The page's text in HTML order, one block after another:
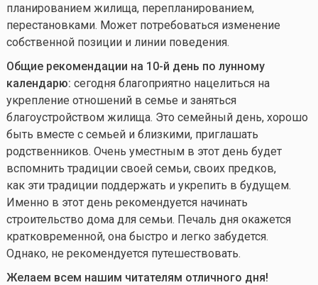
планированием жилища, перепланированием,
перестановками. Может потребоваться изменение
собственной позиции и линии поведения.
Общие рекомендации на 10-й день по лунному
календарю: сегодня благоприятно нацелиться на
укрепление отношений в семье и заняться
благоустройством жилища. Это семейный день, хорошо
быть вместе с семьей и близкими, приглашать
родственников. Очень уместным в этот день будет
вспомнить традиции своей семьи, своих предков,
как эти традиции поддержать и укрепить в будущем.
Именно в этот день рекомендуется начинать
строительство дома для семьи. Печаль дня окажется
кратковременной, она быстро и легко забудется.
Однако, не рекомендуется путешествовать.
Желаем всем нашим читателям отличного дня!